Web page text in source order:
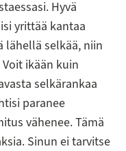
Hyvä
yrittää kantaa
lähellä selkää, niin
ikään kuin
selkärankaa
paranee
vähenee. Tämä
Sinun ei tarvitse